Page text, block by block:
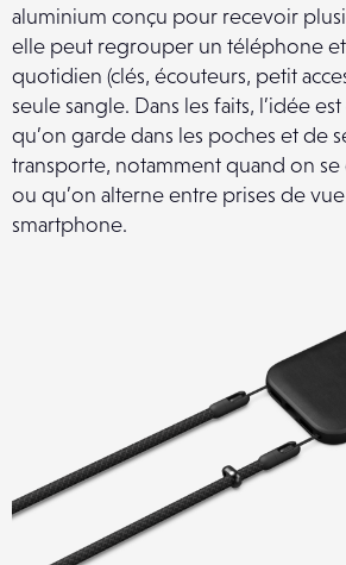
aluminium conçu pour recevoir
elle peut regrouper un téléphone et
quotidien (clés, écouteurs, petit
seule sangle. Dans les faits, l’idée
qu’on garde dans les poches et de
transporte, notamment quand on
ou qu’on alterne entre prises de vue
smartphone.